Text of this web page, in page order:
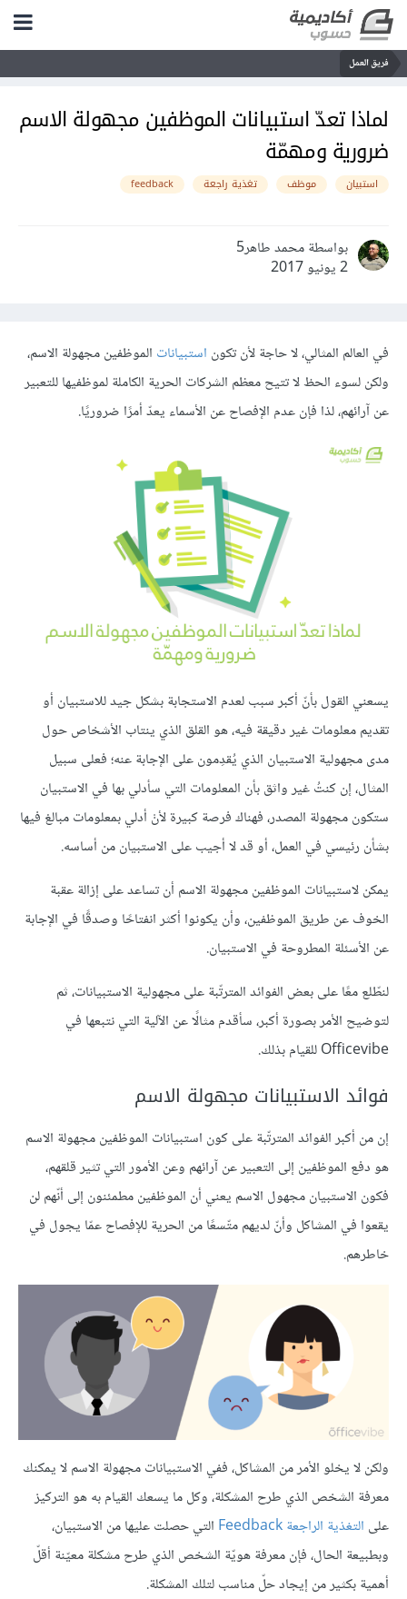
فريق العمل
لماذا تعدّ استبيانات الموظفين مجهولة الاسم
ضرورية ومهمّة
استبيان موظف تغذية راجعة feedback
بواسطة محمد طاهر5
2 يونيو 2017
في العالم المثالي، لا حاجة لأن تكون استبيانات الموظفين مجهولة الاسم،
ولكن لسوء الحظ لا تتيح معظم الشركات الحرية الكاملة لموظفيها للتعبير
عن آرائهم، لذا فإن عدم الإفصاح عن الأسماء يعدّ أمرًا ضروريًا.
يسعني القول بأنّ أكبر سبب لعدم الاستجابة بشكل جيد للاستبيان أو
تقديم معلومات غير دقيقة فيه، هو القلق الذي ينتاب الأشخاص حول
مدى مجهولية الاستبيان الذي يُقدِمون على اﻹجابة عنه؛ فعلى سبيل
المثال، إن كنتُ غير واثق بأن المعلومات التي سأدلي بها في الاستبيان
ستكون مجهولة المصدر، فهناك فرصة كبيرة لأنْ أدلي بمعلومات مبالغ فيها
بشأن رئيسي في العمل، أو قد لا أجيب على الاستبيان من أساسه.
يمكن لاستبيانات الموظفين مجهولة الاسم أن تساعد على إزالة عقبة
الخوف عن طريق الموظفين، وأن يكونوا أكثر انفتاحًا وصدقًا في الإجابة
عن الأسئلة المطروحة في الاستبيان.
لنطّلع معًا على بعض الفوائد المترتّبة على مجهولية الاستبيانات، ثم
لتوضيح الأمر بصورة أكبر، سأقدم مثالًا عن الآلية التي نتبعها في
Officevibe للقيام بذلك.
فوائد الاستبيانات مجهولة الاسم
إن من أكبر الفوائد المترتّبة على كون استبيانات الموظفين مجهولة الاسم
هو دفع الموظفين إلى التعبير عن آرائهم وعن الأمور التي تثير قلقهم،
فكون الاستبيان مجهول الاسم يعني أن الموظفين مطمئنون إلى أنّهم لن
يقعوا في المشاكل وأنّ لديهم متّسعًا من الحرية للإفصاح عمّا يجول في
خاطرهم.
ولكن لا يخلو الأمر من المشاكل، ففي الاستبيانات مجهولة الاسم لا يمكنك
معرفة الشخص الذي طرح المشكلة، وكل ما يسعك القيام به هو التركيز
على التغذية الراجعةFeedback التي حصلت عليها من الاستبيان،
وبطبيعة الحال، فإن معرفة هويّة الشخص الذي طرح مشكلة معيّنة أقلّ
أهمية بكثير من إيجاد حلّ مناسب لتلك المشكلة.